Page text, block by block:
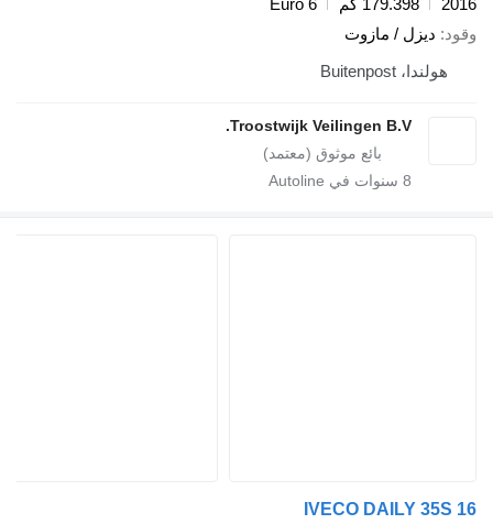
179.398 كم
Euro 6
ديزل / مازوت
هولندا، Buitenpost
Troostwijk Veilingen B.V.
سنوات في Autoline
IVECO DAILY